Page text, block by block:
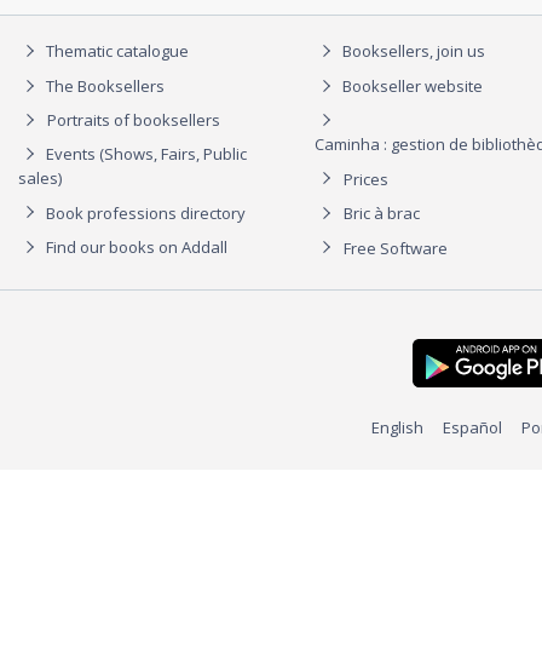
Thematic catalogue
The Booksellers
Portraits of booksellers
Events (Shows, Fairs, Public
sales)
Book professions directory
Find our books on Addall
Booksellers, join us
Bookseller website
Caminha : gestion de
Prices
Bric à brac
Free Software
English Español